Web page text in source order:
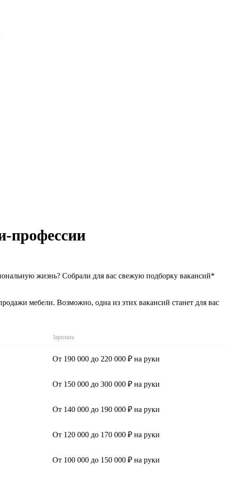
профессии
жизнь? Собрали для вас свежую подборку вакансий*
мебели. Возможно, одна из этих вакансий станет для вас
Зарплата
От 190 000 до 220 000 ₽ на руки
От 150 000 до 300 000 ₽ на руки
От 140 000 до 190 000 ₽ на руки
От 120 000 до 170 000 ₽ на руки
От 100 000 до 150 000 ₽ на руки